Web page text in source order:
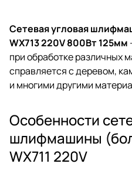
Сетевая угловая
WX713 220V 800Вт 125мм
при обработке различных
справляется с деревом,
и многими другими
Особенности
шлифмашины
WX711 220V